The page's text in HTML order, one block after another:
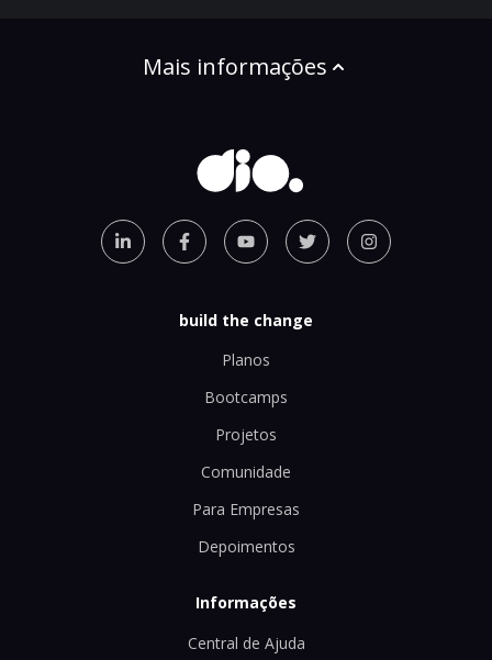
Mais informações
build the change
Planos
Bootcamps
Projetos
Comunidade
Para Empresas
Depoimentos
Informações
Central de Ajuda